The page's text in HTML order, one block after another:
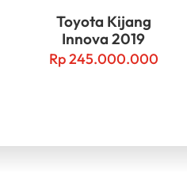
Toyota Kijang
Innova 2019
Rp245.000.000